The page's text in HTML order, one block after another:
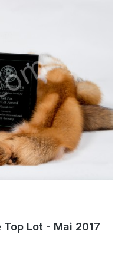
Lot - Mai 2017